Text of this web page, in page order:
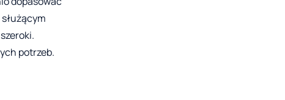
potrzeb.